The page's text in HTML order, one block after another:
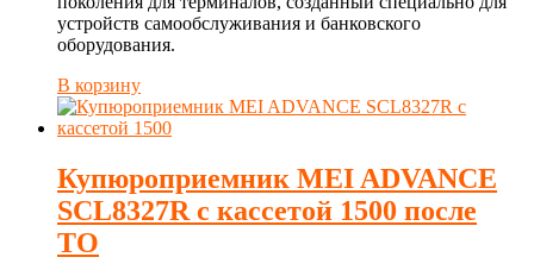
устройств самообслуживания и банковского
оборудования.
В корзину
Купюроприемник MEI ADVANCE
SCL8327R с кассетой 1500 после
ТО